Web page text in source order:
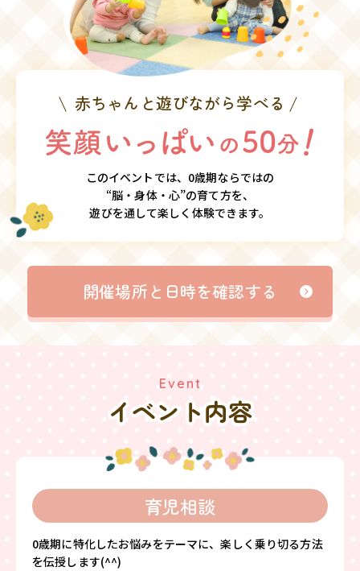
赤ちゃんと遊びながら学べる
このイベントでは、0歳期ならではの
“脳・身体・心”の育て方を、
遊びを通して楽しく体験できます。
開催場所と日時を確認する
Event
イベント内容
育児相談
0歳期に特化したお悩みをテーマに、楽しく乗り切る方法
を伝授します(^^)